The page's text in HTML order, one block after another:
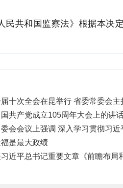
民共和国监察法》根据本
十次全会在昆举行 省委常委会主
话共产党成立105周年大会上的讲
会会议上强调 深入学习贯彻习近
检监察工作高质量发展
是最大政绩
习近平总书记重要文章《前瞻布局